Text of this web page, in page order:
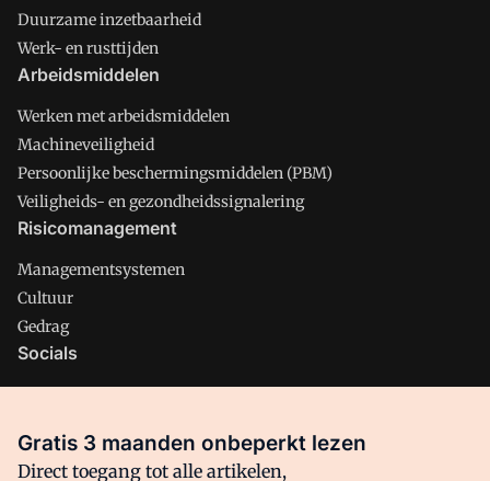
Duurzame inzetbaarheid
Werk- en rusttijden
Arbeidsmiddelen
Werken met arbeidsmiddelen
Machineveiligheid
Persoonlijke beschermingsmiddelen (PBM)
Veiligheids- en gezondheidssignalering
Risicomanagement
Managementsystemen
Cultuur
Gedrag
Socials
Facebook
Gratis 3 maanden onbeperkt lezen
Direct toegang tot alle artikelen,